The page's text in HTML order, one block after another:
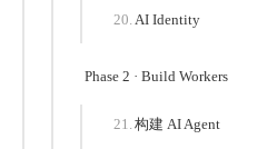
AI Identity
Phase 2 · Build Workers
构建 AI Agent